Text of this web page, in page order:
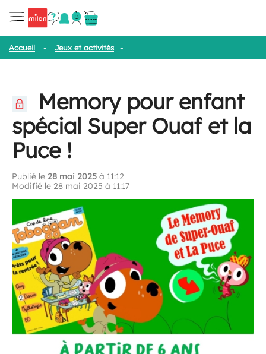
Accueil - Jeux et activités -
Memory pour enfant
spécial Super Ouaf et la
Puce !
Publié le 28 mai 2025 à 11:12
Modifié le 28 mai 2025 à 11:17